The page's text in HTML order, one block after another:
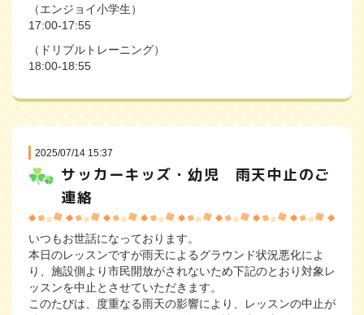
（エンジョイ小学生）
17:00-17:55
（ドリブルトレーニング）
18:00-18:55
2025/07/14 15:37
サッカーキッズ・幼児 雨天中止のご
連絡
いつもお世話になっております。
本日のレッスンですが雨天によるグラウンド状況悪化によ
り、施設側より市民開放がされないため下記のとおり対象レ
ッスンを中止とさせていただきます。
このたびは、度重なる雨天の影響により、レッスンの中止が